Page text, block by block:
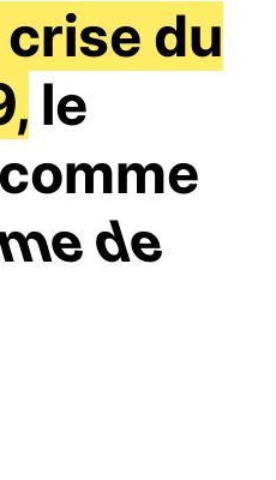
crise du
le
comme
de